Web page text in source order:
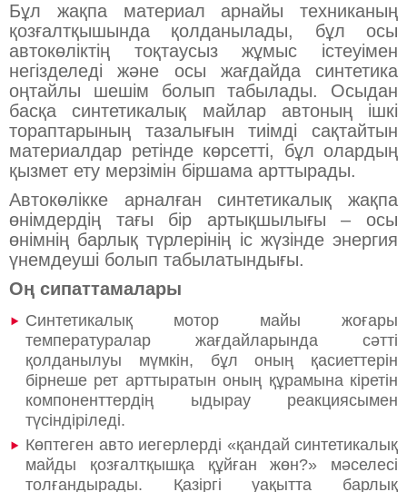
Бұл жақпа материал арнайы техниканың
қозғалтқышында қолданылады, бұл осы
автокөліктің тоқтаусыз жұмыс істеуімен
негізделеді және осы жағдайда синтетика
оңтайлы шешім болып табылады. Осыдан
басқа синтетикалық майлар автоның ішкі
тораптарының тазалығын тиімді сақтайтын
материалдар ретінде көрсетті, бұл олардың
қызмет ету мерзімін біршама арттырады.
Автокөлікке арналған синтетикалық жақпа
өнімдердің тағы бір артықшылығы – осы
өнімнің барлық түрлерінің іс жүзінде энергия
үнемдеуші болып табылатындығы.
Оң сипаттамалары
Синтетикалық мотор майы жоғары
температуралар жағдайларында сәтті
қолданылуы мүмкін, бұл оның қасиеттерін
бірнеше рет арттыратын оның құрамына кіретін
компоненттердің ыдырау реакциясымен
түсіндіріледі.
Көптеген авто иегерлерді «қандай синтетикалық
майды қозғалтқышқа құйған жөн?» мәселесі
толғандырады. Қазіргі уақытта барлық